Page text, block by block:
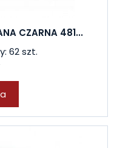
CZARNA 481...
62 szt.